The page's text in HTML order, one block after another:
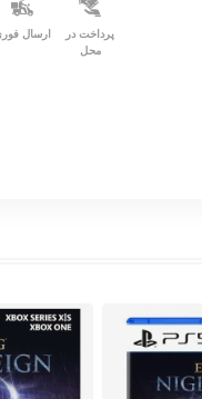
پرداخت در
محل
ارسال